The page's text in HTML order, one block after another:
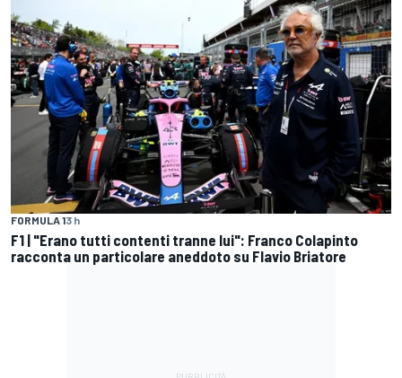
FORMULA 13 h
F1 | "Erano tutti contenti tranne lui": Franco Colapinto
racconta un particolare aneddoto su Flavio Briatore